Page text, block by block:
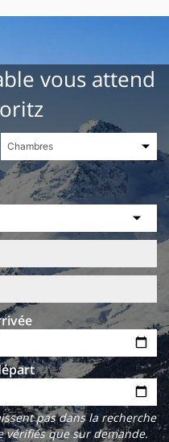
vous attend
pas dans la recherche
que sur demande.